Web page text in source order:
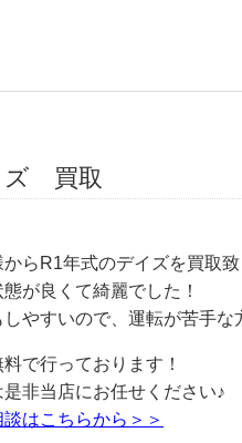
ズ 買取
らR1年式のデイズを買取致
が良くて綺麗でした！
やすいので、運転が苦手な
で行っております！
非当店にお任せください♪
はこちらから＞＞